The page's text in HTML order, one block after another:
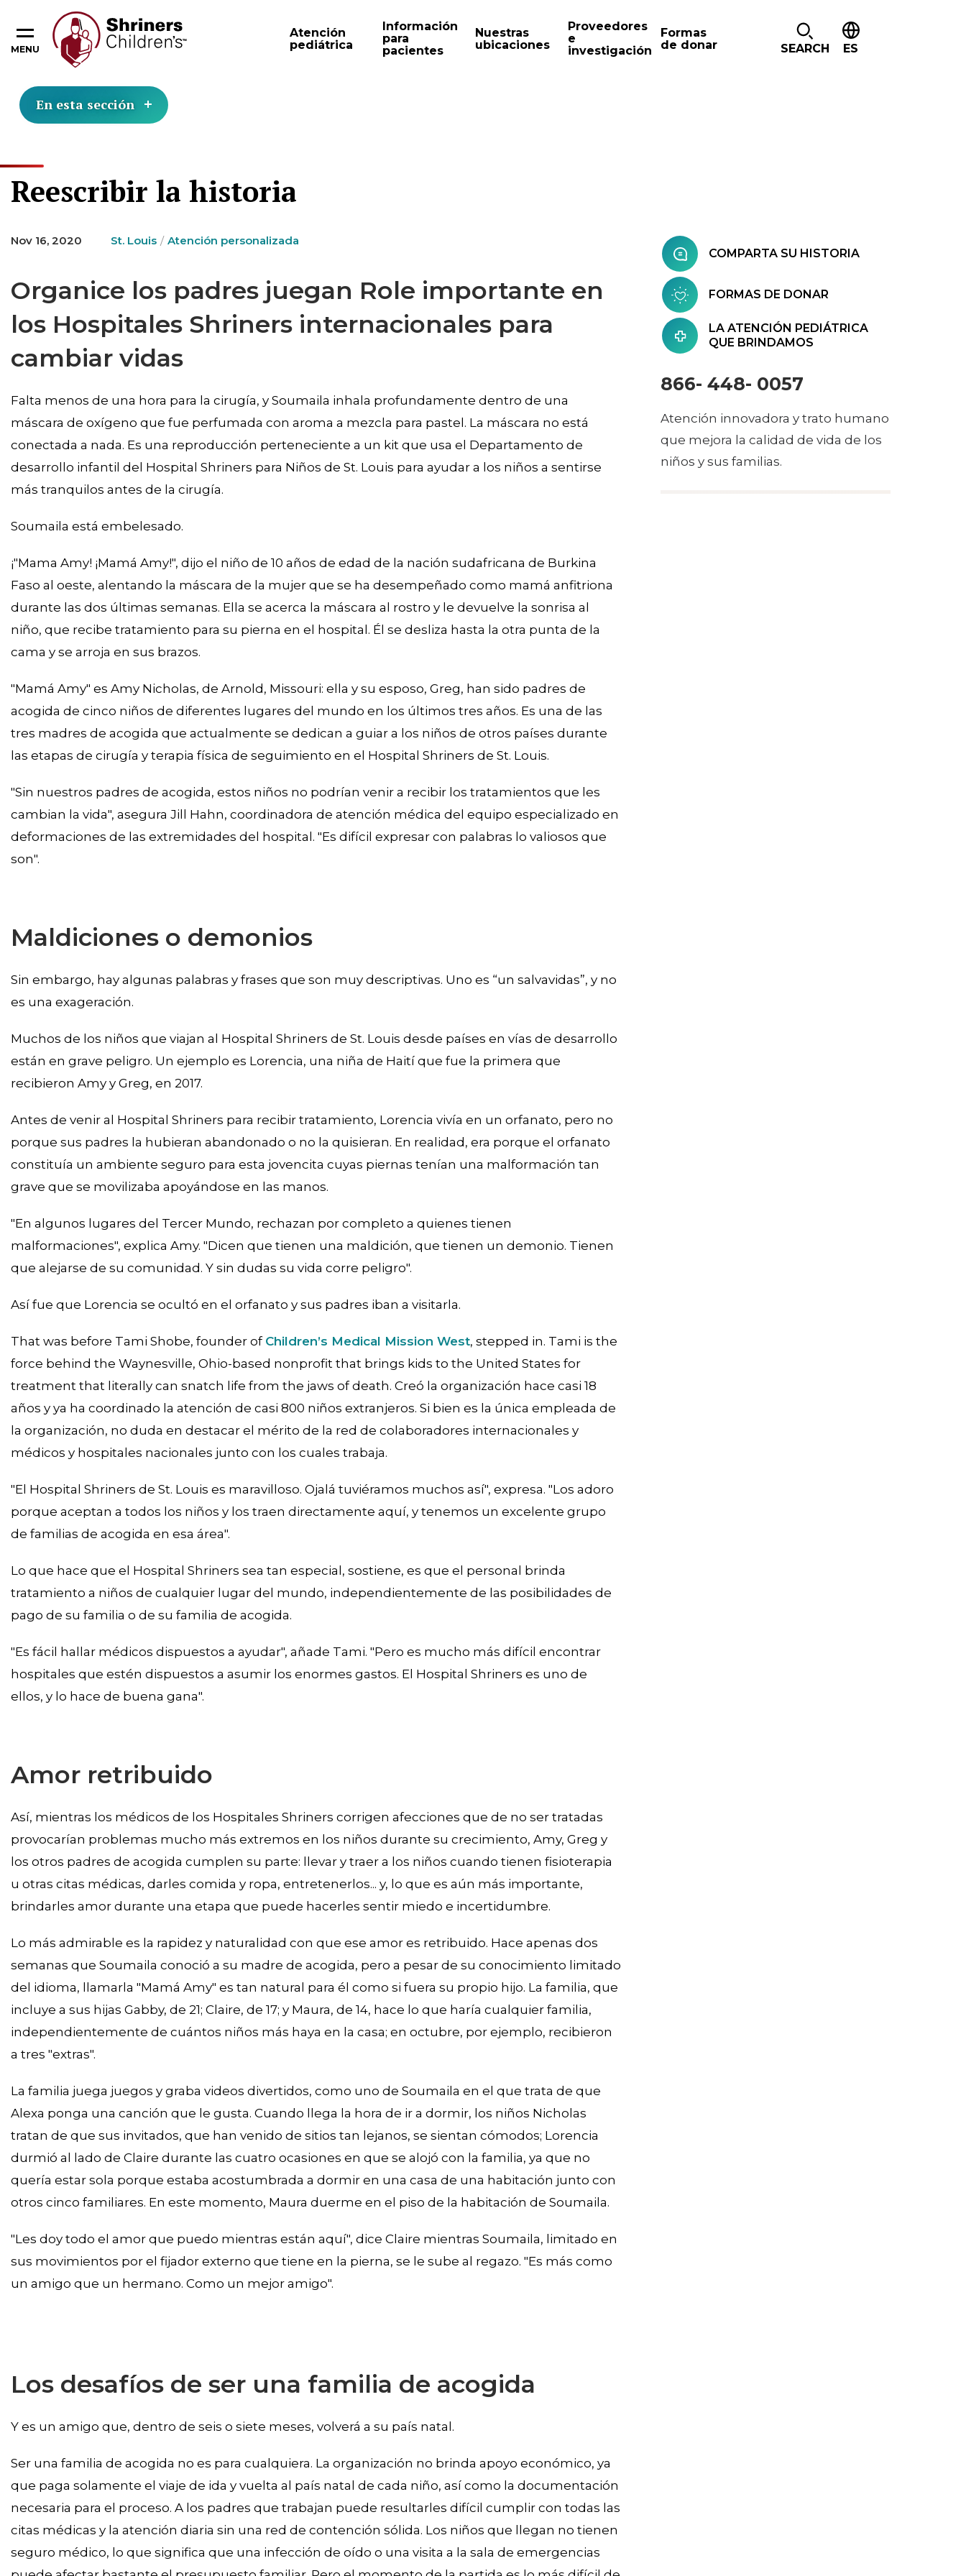
MENU
Atención
pediátrica
Información
para
pacientes
Nuestras
ubicaciones
Proveedores
e
investigación
Formas
de donar
SEARCH ES
En esta sección
Reescribir la historia
Nov 16, 2020 St. Louis Atención personalizada
Organice los padres juegan Role importante en
los Hospitales Shriners internacionales para
cambiar vidas
Falta menos de una hora para la cirugía, y Soumaila inhala profundamente dentro de una
máscara de oxígeno que fue perfumada con aroma a mezcla para pastel. La máscara no está
conectada a nada. Es una reproducción perteneciente a un kit que usa el Departamento de
desarrollo infantil del Hospital Shriners para Niños de St. Louis para ayudar a los niños a sentirse
más tranquilos antes de la cirugía.
Soumaila está embelesado.
¡"Mama Amy! ¡Mamá Amy!", dijo el niño de 10 años de edad de la nación sudafricana de Burkina
Faso al oeste, alentando la máscara de la mujer que se ha desempeñado como mamá anfitriona
durante las dos últimas semanas. Ella se acerca la máscara al rostro y le devuelve la sonrisa al
niño, que recibe tratamiento para su pierna en el hospital. Él se desliza hasta la otra punta de la
cama y se arroja en sus brazos.
"Mamá Amy" es Amy Nicholas, de Arnold, Missouri: ella y su esposo, Greg, han sido padres de
acogida de cinco niños de diferentes lugares del mundo en los últimos tres años. Es una de las
tres madres de acogida que actualmente se dedican a guiar a los niños de otros países durante
las etapas de cirugía y terapia física de seguimiento en el Hospital Shriners de St. Louis.
"Sin nuestros padres de acogida, estos niños no podrían venir a recibir los tratamientos que les
cambian la vida", asegura Jill Hahn, coordinadora de atención médica del equipo especializado en
deformaciones de las extremidades del hospital. "Es difícil expresar con palabras lo valiosos que
son".
Maldiciones o demonios
Sin embargo, hay algunas palabras y frases que son muy descriptivas. Uno es “un salvavidas”, y no
es una exageración.
Muchos de los niños que viajan al Hospital Shriners de St. Louis desde países en vías de desarrollo
están en grave peligro. Un ejemplo es Lorencia, una niña de Haití que fue la primera que
recibieron Amy y Greg, en 2017.
Antes de venir al Hospital Shriners para recibir tratamiento, Lorencia vivía en un orfanato, pero no
porque sus padres la hubieran abandonado o no la quisieran. En realidad, era porque el orfanato
constituía un ambiente seguro para esta jovencita cuyas piernas tenían una malformación tan
grave que se movilizaba apoyándose en las manos.
"En algunos lugares del Tercer Mundo, rechazan por completo a quienes tienen
malformaciones", explica Amy. "Dicen que tienen una maldición, que tienen un demonio. Tienen
que alejarse de su comunidad. Y sin dudas su vida corre peligro".
Así fue que Lorencia se ocultó en el orfanato y sus padres iban a visitarla.
That was before Tami Shobe, founder of Children’s Medical Mission West, stepped in. Tami is the
force behind the Waynesville, Ohio-based nonprofit that brings kids to the United States for
treatment that literally can snatch life from the jaws of death. Creó la organización hace casi 18
años y ya ha coordinado la atención de casi 800 niños extranjeros. Si bien es la única empleada de
la organización, no duda en destacar el mérito de la red de colaboradores internacionales y
médicos y hospitales nacionales junto con los cuales trabaja.
"El Hospital Shriners de St. Louis es maravilloso. Ojalá tuviéramos muchos así", expresa. "Los adoro
porque aceptan a todos los niños y los traen directamente aquí, y tenemos un excelente grupo
de familias de acogida en esa área".
Lo que hace que el Hospital Shriners sea tan especial, sostiene, es que el personal brinda
tratamiento a niños de cualquier lugar del mundo, independientemente de las posibilidades de
pago de su familia o de su familia de acogida.
"Es fácil hallar médicos dispuestos a ayudar", añade Tami. "Pero es mucho más difícil encontrar
hospitales que estén dispuestos a asumir los enormes gastos. El Hospital Shriners es uno de
ellos, y lo hace de buena gana".
Amor retribuido
Así, mientras los médicos de los Hospitales Shriners corrigen afecciones que de no ser tratadas
provocarían problemas mucho más extremos en los niños durante su crecimiento, Amy, Greg y
los otros padres de acogida cumplen su parte: llevar y traer a los niños cuando tienen fisioterapia
u otras citas médicas, darles comida y ropa, entretenerlos... y, lo que es aún más importante,
brindarles amor durante una etapa que puede hacerles sentir miedo e incertidumbre.
Lo más admirable es la rapidez y naturalidad con que ese amor es retribuido. Hace apenas dos
semanas que Soumaila conoció a su madre de acogida, pero a pesar de su conocimiento limitado
del idioma, llamarla "Mamá Amy" es tan natural para él como si fuera su propio hijo. La familia, que
incluye a sus hijas Gabby, de 21; Claire, de 17; y Maura, de 14, hace lo que haría cualquier familia,
independientemente de cuántos niños más haya en la casa; en octubre, por ejemplo, recibieron
a tres "extras".
La familia juega juegos y graba videos divertidos, como uno de Soumaila en el que trata de que
Alexa ponga una canción que le gusta. Cuando llega la hora de ir a dormir, los niños Nicholas
tratan de que sus invitados, que han venido de sitios tan lejanos, se sientan cómodos; Lorencia
durmió al lado de Claire durante las cuatro ocasiones en que se alojó con la familia, ya que no
quería estar sola porque estaba acostumbrada a dormir en una casa de una habitación junto con
otros cinco familiares. En este momento, Maura duerme en el piso de la habitación de Soumaila.
"Les doy todo el amor que puedo mientras están aquí", dice Claire mientras Soumaila, limitado en
sus movimientos por el fijador externo que tiene en la pierna, se le sube al regazo. "Es más como
un amigo que un hermano. Como un mejor amigo".
Los desafíos de ser una familia de acogida
Y es un amigo que, dentro de seis o siete meses, volverá a su país natal.
Ser una familia de acogida no es para cualquiera. La organización no brinda apoyo económico, ya
que paga solamente el viaje de ida y vuelta al país natal de cada niño, así como la documentación
necesaria para el proceso. A los padres que trabajan puede resultarles difícil cumplir con todas las
citas médicas y la atención diaria sin una red de contención sólida. Los niños que llegan no tienen
seguro médico, lo que significa que una infección de oído o una visita a la sala de emergencias
COMPARTA SU HISTORIA
FORMAS DE DONAR
LA ATENCIÓN PEDIÁTRICA
QUE BRINDAMOS
866- 448- 0057
Atención innovadora y trato humano
que mejora la calidad de vida de los
niños y sus familias.